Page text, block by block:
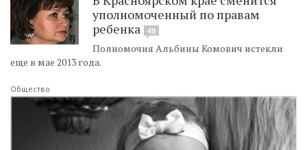
уполномоченный по правам
ребенка
49
Полномочия Альбины Комович истекли
еще в мае 2013 года.
Общество